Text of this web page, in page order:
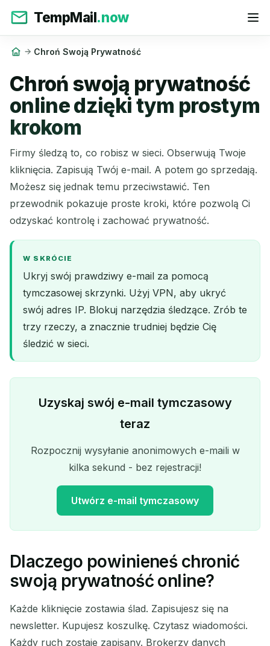
TempMail.now
Chroń Swoją Prywatność
Chroń swoją prywatność
online dzięki tym prostym
krokom
Firmy śledzą to, co robisz w sieci. Obserwują Twoje
kliknięcia. Zapisują Twój e-mail. A potem go sprzedają.
Możesz się jednak temu przeciwstawić. Ten
przewodnik pokazuje proste kroki, które pozwolą Ci
odzyskać kontrolę i zachować prywatność.
W SKRÓCIE
Ukryj swój prawdziwy e-mail za pomocą
tymczasowej skrzynki. Użyj VPN, aby ukryć
swój adres IP. Blokuj narzędzia śledzące. Zrób te
trzy rzeczy, a znacznie trudniej będzie Cię
śledzić w sieci.
Uzyskaj swój e-mail tymczasowy
teraz
Rozpocznij wysyłanie anonimowych e-maili w
kilka sekund - bez rejestracji!
Utwórz e-mail tymczasowy
Twój tymczasowy adres e-
mail:
Dlaczego powinieneś chronić
swoją prywatność online?
Każde kliknięcie zostawia ślad. Zapisujesz się na
newsletter. Kupujesz koszulkę. Czytasz wiadomości.
Każdy ruch zostaje zapisany. Brokerzy danych